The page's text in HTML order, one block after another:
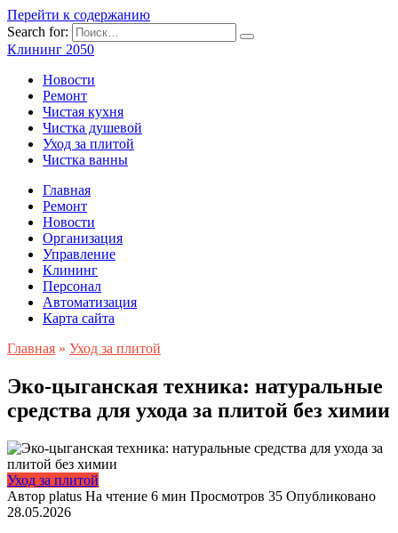
Перейти к содержанию
Search for:
Клининг 2050
Новости
Ремонт
Чистая кухня
Чистка душевой
Уход за плитой
Чистка ванны
Главная
Ремонт
Новости
Организация
Управление
Клининг
Персонал
Автоматизация
Карта сайта
Главная » Уход за плитой
Эко-цыганская техника: натуральные
средства для ухода за плитой без химии
Уход за плитой
Автор platus На чтение 6 мин Просмотров 35 Опубликовано
28.05.2026